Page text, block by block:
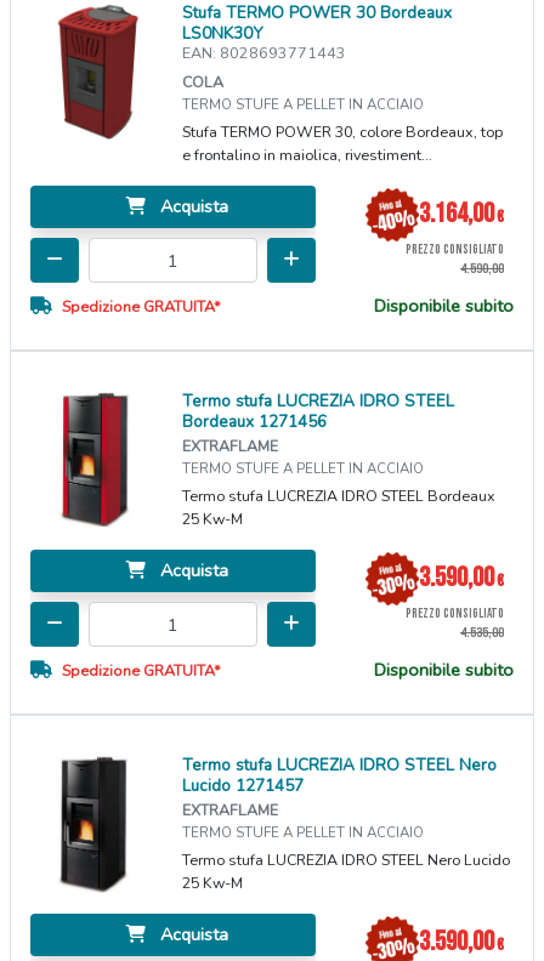
Stufa TERMO POWER 30 Bordeaux
LS0NK30Y
EAN: 8028693771443
COLA
TERMO STUFE A PELLET IN ACCIAIO
Stufa TERMO POWER 30, colore Bordeaux, top
e frontalino in maiolica, rivestiment...
Acquista 3.164,00€
PREZZO CONSIGLIATO
4.590,00
Spedizione GRATUITA* Disponibile subito
Termo stufa LUCREZIA IDRO STEEL
Bordeaux 1271456
EXTRAFLAME
TERMO STUFE A PELLET IN ACCIAIO
Termo stufa LUCREZIA IDRO STEEL Bordeaux
25 Kw-M
Acquista 3.590,00€
PREZZO CONSIGLIATO
4.535,00
Spedizione GRATUITA* Disponibile subito
Termo stufa LUCREZIA IDRO STEEL Nero
Lucido 1271457
EXTRAFLAME
TERMO STUFE A PELLET IN ACCIAIO
Termo stufa LUCREZIA IDRO STEEL Nero Lucido
25 Kw-M
Acquista 3.590,00€